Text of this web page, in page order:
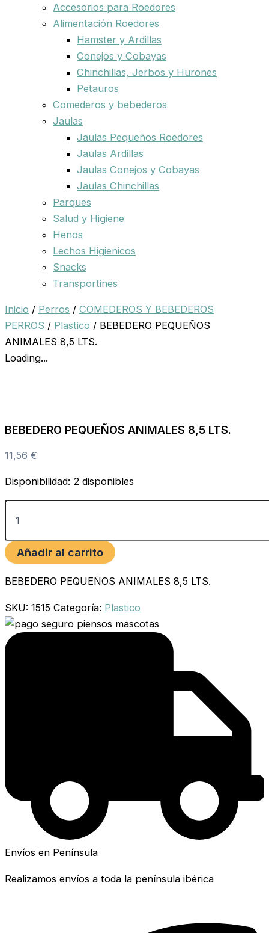
Accesorios para Roedores
Alimentación Roedores
Hamster y Ardillas
Conejos y Cobayas
Chinchillas, Jerbos y Hurones
Petauros
Comederos y bebederos
Jaulas
Jaulas Pequeños Roedores
Jaulas Ardillas
Jaulas Conejos y Cobayas
Jaulas Chinchillas
Parques
Salud y Higiene
Henos
Lechos Higienicos
Snacks
Transportines
Inicio / Perros / COMEDEROS Y BEBEDEROS
PERROS / Plastico / BEBEDERO PEQUEÑOS
ANIMALES 8,5 LTS.
Loading...
BEBEDERO PEQUEÑOS ANIMALES 8,5 LTS.
11,56 €
Disponibilidad: 2 disponibles
Añadir al carrito
BEBEDERO PEQUEÑOS ANIMALES 8,5 LTS.
SKU: 1515 Categoría: Plastico
Envíos en Península
Realizamos envíos a toda la península ibérica